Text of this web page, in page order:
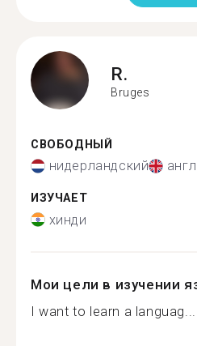
R.
Bruges
СВОБОДНЫЙ
нидерландский
ИЗУЧАЕТ
хинди
Мои цели в изучении
I want to learn a languag...